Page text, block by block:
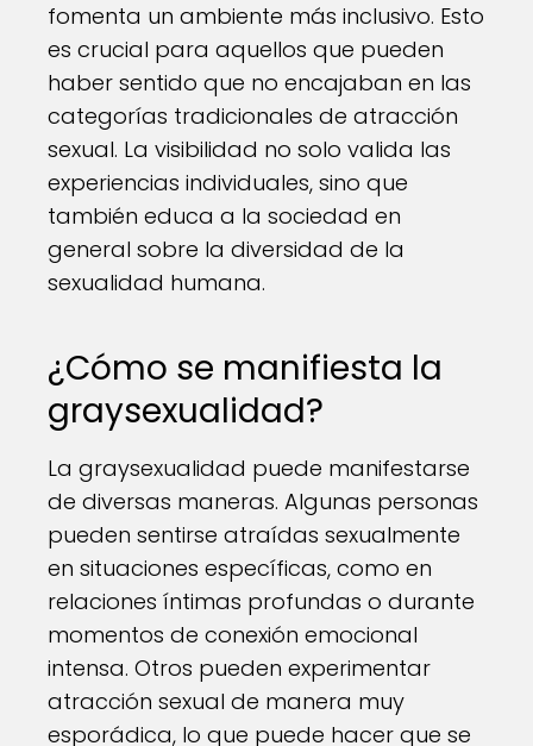
fomenta un ambiente más inclusivo. Esto
es crucial para aquellos que pueden
haber sentido que no encajaban en las
categorías tradicionales de atracción
sexual. La visibilidad no solo valida las
experiencias individuales, sino que
también educa a la sociedad en
general sobre la diversidad de la
sexualidad humana.
¿Cómo se manifiesta la
graysexualidad?
La graysexualidad puede manifestarse
de diversas maneras. Algunas personas
pueden sentirse atraídas sexualmente
en situaciones específicas, como en
relaciones íntimas profundas o durante
momentos de conexión emocional
intensa. Otros pueden experimentar
atracción sexual de manera muy
esporádica, lo que puede hacer que se